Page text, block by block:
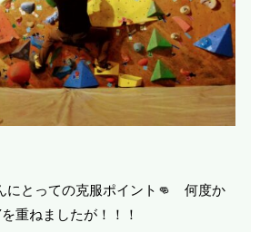
にとっての克服ポイント👊 何度か
重ねましたが！！！